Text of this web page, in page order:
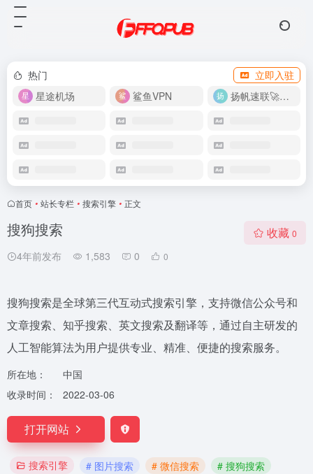
热门
立即入驻
星途机场
鲨鱼VPN 扬帆速联🚀很快
首页 • 站长专栏 • 搜索引擎 • 正文
搜狗搜索
4年前发布 1,583 0 0
收藏 0
搜狗搜索是全球第三代互动式搜索引擎，支持微信公众号和
文章搜索、知乎搜索、英文搜索及翻译等，通过自主研发的
人工智能算法为用户提供专业、精准、便捷的搜索服务。
所在地：
中国
收录时间：
2022-03-06
打开网站
搜索引擎 # 图片搜索 # 微信搜索
# 搜狗搜索